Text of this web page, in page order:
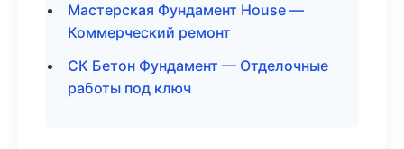
Мастерская Фундамент House —
Коммерческий ремонт
СК Бетон Фундамент — Отделочные
работы под ключ